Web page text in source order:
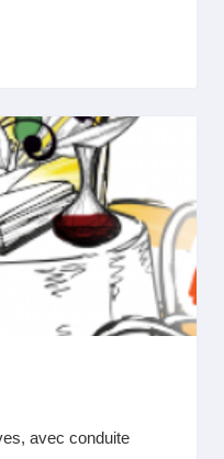
avec conduite